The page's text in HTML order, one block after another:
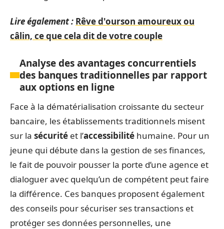
Lire également : Rêve d'ourson amoureux ou
câlin, ce que cela dit de votre couple
Analyse des avantages concurrentiels
des banques traditionnelles par rapport
aux options en ligne
Face à la dématérialisation croissante du secteur
bancaire, les établissements traditionnels misent
sur la sécurité et l’accessibilité humaine. Pour un
jeune qui débute dans la gestion de ses finances,
le fait de pouvoir pousser la porte d’une agence et
dialoguer avec quelqu’un de compétent peut faire
la différence. Ces banques proposent également
des conseils pour sécuriser ses transactions et
protéger ses données personnelles, une